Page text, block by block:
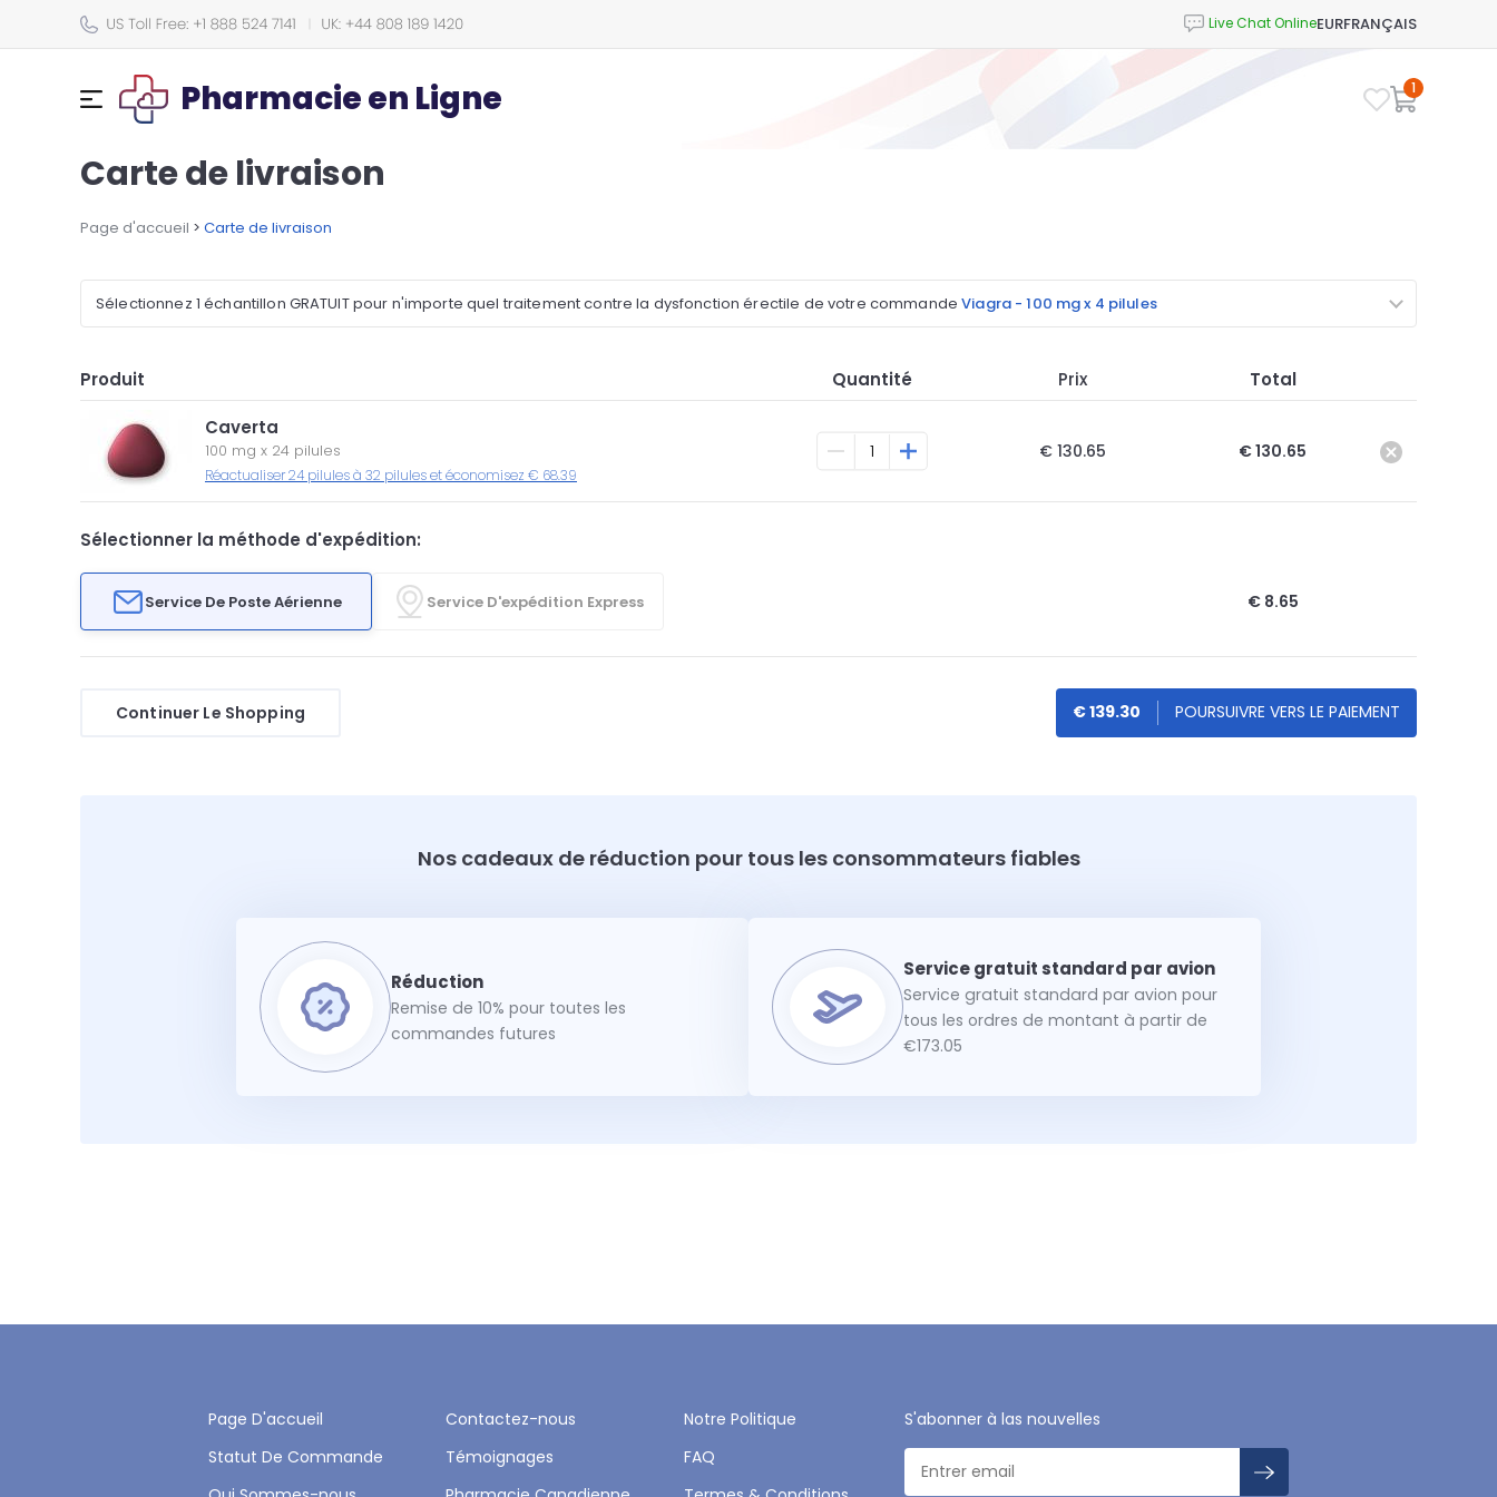
EURFRANÇAIS
Pharmacie en Ligne 1
Carte de livraison
Page d'accueil > Carte de livraison
Sélectionnez 1 échantillon GRATUIT pour n'importe quel traitement contre la dysfonction érectile de votre commandeViagra - 100 mg x 4 pilules
Produit Quantité Prix Total
Caverta
100 mg x 24 pilules
Réactualiser 24 pilules à 32 pilules et économisez € 68.39
€ 130.65 € 130.65
Sélectionner la méthode d'expédition:
Service De Poste Aérienne Service D'expédition Express € 8.65
Continuer Le Shopping € 139.30
Nos cadeaux de réduction pour tous les consommateurs fiables
Remise de 10% pour toutes les
commandes futures
Service gratuit standard par avion pour
tous les ordres de montant à partir de
€173.05
Page D'accueil Contactez-nous
Notre Politique
Statut De Commande
Témoignages
FAQ
S'abonner à las nouvelles